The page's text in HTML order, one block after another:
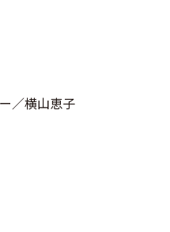
／横山恵子